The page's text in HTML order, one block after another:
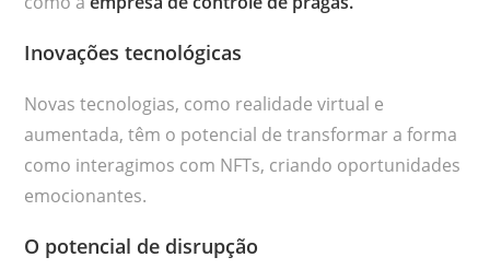
Inovações tecnológicas
Novas tecnologias, como realidade virtual e
aumentada, têm o potencial de transformar a forma
como interagimos com NFTs, criando oportunidades
emocionantes.
O potencial de disrupção